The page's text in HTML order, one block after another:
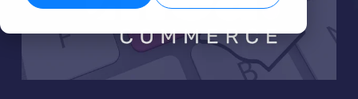
ansvar för
plattform,
integrationer
och löpande
stabila flöden
även när
datamängden
erbjudande
med färdiga
integrationer
För
med
biblioteket →
→